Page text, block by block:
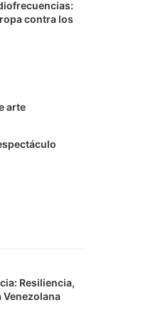
contra los
arte
Resiliencia,
Venezolana